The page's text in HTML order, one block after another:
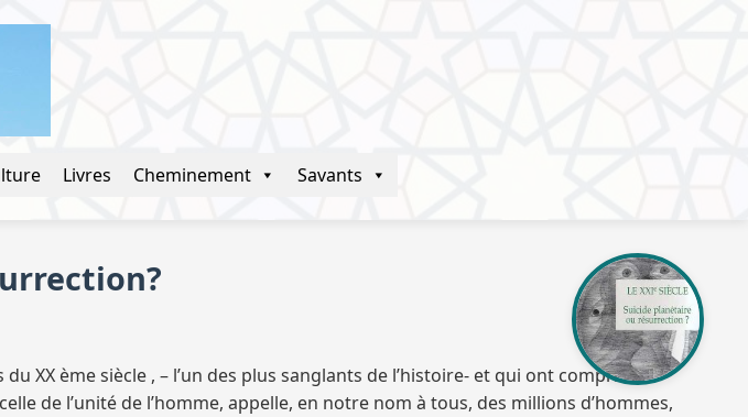
Livres Cheminement Savants
XX ème siècle , – l’un des plus sanglants de l’histoire- et qui ont compris le
de l’unité de l’homme, appelle, en notre nom à tous, des millions d’hommes,